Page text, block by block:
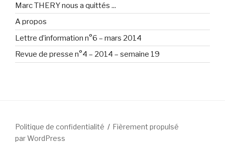
Marc THERY nous a quittés ...
A propos
Lettre d’information n°6 – mars 2014
Revue de presse n°4 – 2014 – semaine 19
Politique de confidentialité
Fièrement propulsé
par WordPress